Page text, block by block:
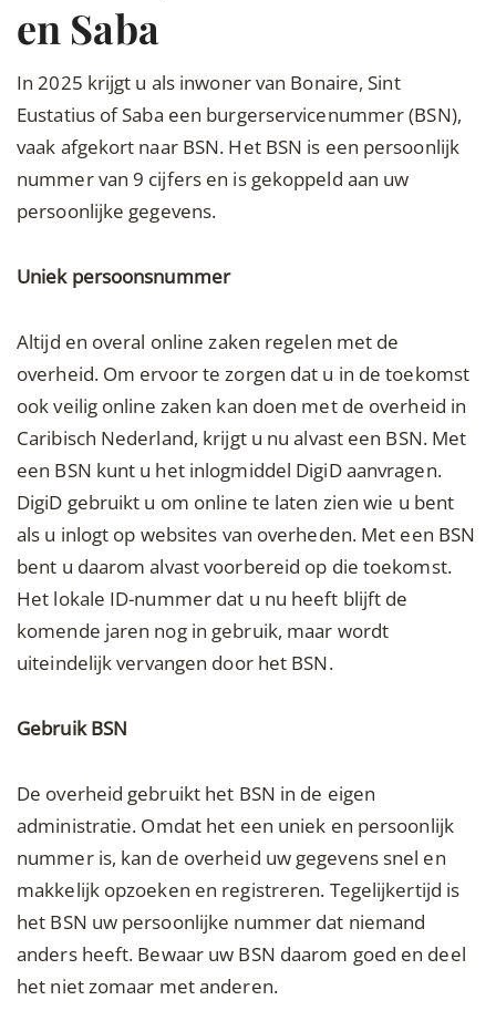
en Saba
In 2025 krijgt u als inwoner van Bonaire, Sint
Eustatius of Saba een burgerservicenummer (BSN),
vaak afgekort naar BSN. Het BSN is een persoonlijk
nummer van 9 cijfers en is gekoppeld aan uw
persoonlijke gegevens.
Uniek persoonsnummer
Altijd en overal online zaken regelen met de
overheid. Om ervoor te zorgen dat u in de toekomst
ook veilig online zaken kan doen met de overheid in
Caribisch Nederland, krijgt u nu alvast een BSN. Met
een BSN kunt u het inlogmiddel DigiD aanvragen.
DigiD gebruikt u om online te laten zien wie u bent
als u inlogt op websites van overheden. Met een BSN
bent u daarom alvast voorbereid op die toekomst.
Het lokale ID-nummer dat u nu heeft blijft de
komende jaren nog in gebruik, maar wordt
uiteindelijk vervangen door het BSN.
Gebruik BSN
De overheid gebruikt het BSN in de eigen
administratie. Omdat het een uniek en persoonlijk
nummer is, kan de overheid uw gegevens snel en
makkelijk opzoeken en registreren. Tegelijkertijd is
het BSN uw persoonlijke nummer dat niemand
anders heeft. Bewaar uw BSN daarom goed en deel
het niet zomaar met anderen.